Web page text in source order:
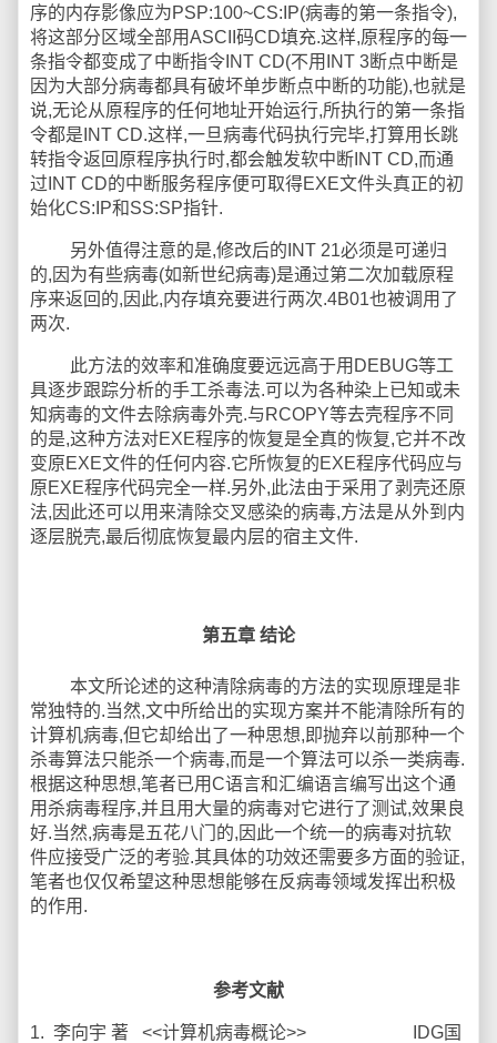
序的内存影像应为PSP:100~CS:IP(病毒的第一条指令),
将这部分区域全部用ASCII码CD填充.这样,原程序的每一
条指令都变成了中断指令INT CD(不用INT 3断点中断是
因为大部分病毒都具有破坏单步断点中断的功能),也就是
说,无论从原程序的任何地址开始运行,所执行的第一条指
令都是INT CD.这样,一旦病毒代码执行完毕,打算用长跳
转指令返回原程序执行时,都会触发软中断INT CD,而通
过INT CD的中断服务程序便可取得EXE文件头真正的初
始化CS:IP和SS:SP指针.
另外值得注意的是,修改后的INT 21必须是可递归
的,因为有些病毒(如新世纪病毒)是通过第二次加载原程
序来返回的,因此,内存填充要进行两次.4B01也被调用了
两次.
此方法的效率和准确度要远远高于用DEBUG等工
具逐步跟踪分析的手工杀毒法.可以为各种染上已知或未
知病毒的文件去除病毒外壳.与RCOPY等去壳程序不同
的是,这种方法对EXE程序的恢复是全真的恢复,它并不改
变原EXE文件的任何内容.它所恢复的EXE程序代码应与
原EXE程序代码完全一样.另外,此法由于采用了剥壳还原
法,因此还可以用来清除交叉感染的病毒,方法是从外到内
逐层脱壳,最后彻底恢复最内层的宿主文件.
第五章 结论
本文所论述的这种清除病毒的方法的实现原理是非
常独特的.当然,文中所给出的实现方案并不能清除所有的
计算机病毒,但它却给出了一种思想,即抛弃以前那种一个
杀毒算法只能杀一个病毒,而是一个算法可以杀一类病毒.
根据这种思想,笔者已用C语言和汇编语言编写出这个通
用杀病毒程序,并且用大量的病毒对它进行了测试,效果良
好.当然,病毒是五花八门的,因此一个统一的病毒对抗软
件应接受广泛的考验.其具体的功效还需要多方面的验证,
笔者也仅仅希望这种思想能够在反病毒领域发挥出积极
的作用.
参考文献
1. 李向宇 著 <<计算机病毒概论>> IDG国